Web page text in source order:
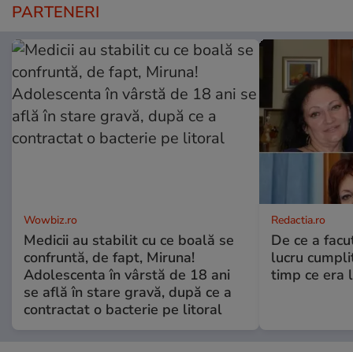
PARTENERI
Wowbiz.ro
Medicii au stabilit cu ce boală se
confruntă, de fapt, Miruna!
Adolescenta în vârstă de 18 ani
se află în stare gravă, după ce a
contractat o bacterie pe litoral
Redactia.ro
De ce a
lucru
timp ce era